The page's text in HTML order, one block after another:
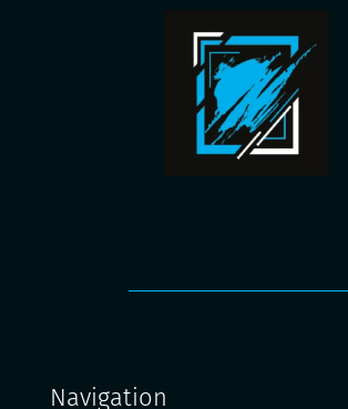
Navigation